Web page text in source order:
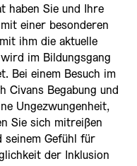
haben Sie und Ihre
einer besonderen
ihm die aktuelle
im Bildungsgang
Bei einem Besuch im
Civans Begabung und
Ungezwungenheit,
Sie sich mitreißen
seinem Gefühl für
der Inklusion